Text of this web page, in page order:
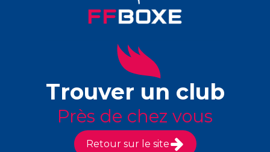
Trouver un club
Près de chez vous
Retour sur le site